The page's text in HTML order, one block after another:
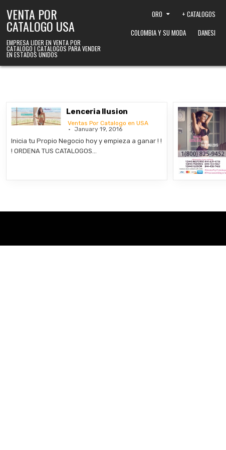
VENTA POR
CATALOGO USA
EMPRESA LIDER EN VENTA POR
CATALOGO | CATALOGOS PARA VENDER
EN ESTADOS UNIDOS
ORO + CATALOGOS
COLOMBIA Y SU MODA
DANESI
Lenceria Ilusion
Ventas Por Catalogo en USA
January 19, 2016
Inicia tu Propio Negocio hoy y empieza a ganar ! !
! ORDENA TUS CATALOGOS…